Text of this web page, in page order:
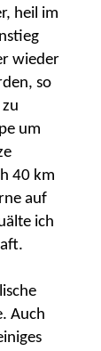
heil im
wieder
so
um
40 km
auf
ich
Auch